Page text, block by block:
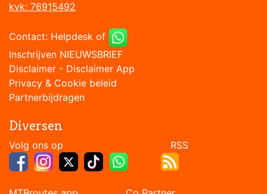
kvk: 76915492
Contact: Helpdesk of
Inschrijven NIEUWSBRIEF
Disclaimer - Disclaimer App
Privacy & Cookie beleid
Partnerbijdragen
Diversen
Volg ons op RSS